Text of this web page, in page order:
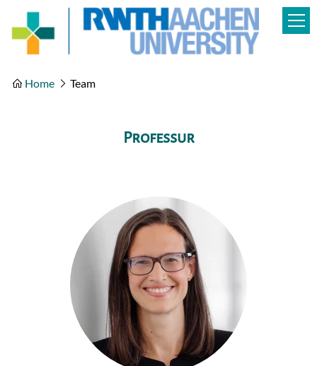
Home Team
Professur